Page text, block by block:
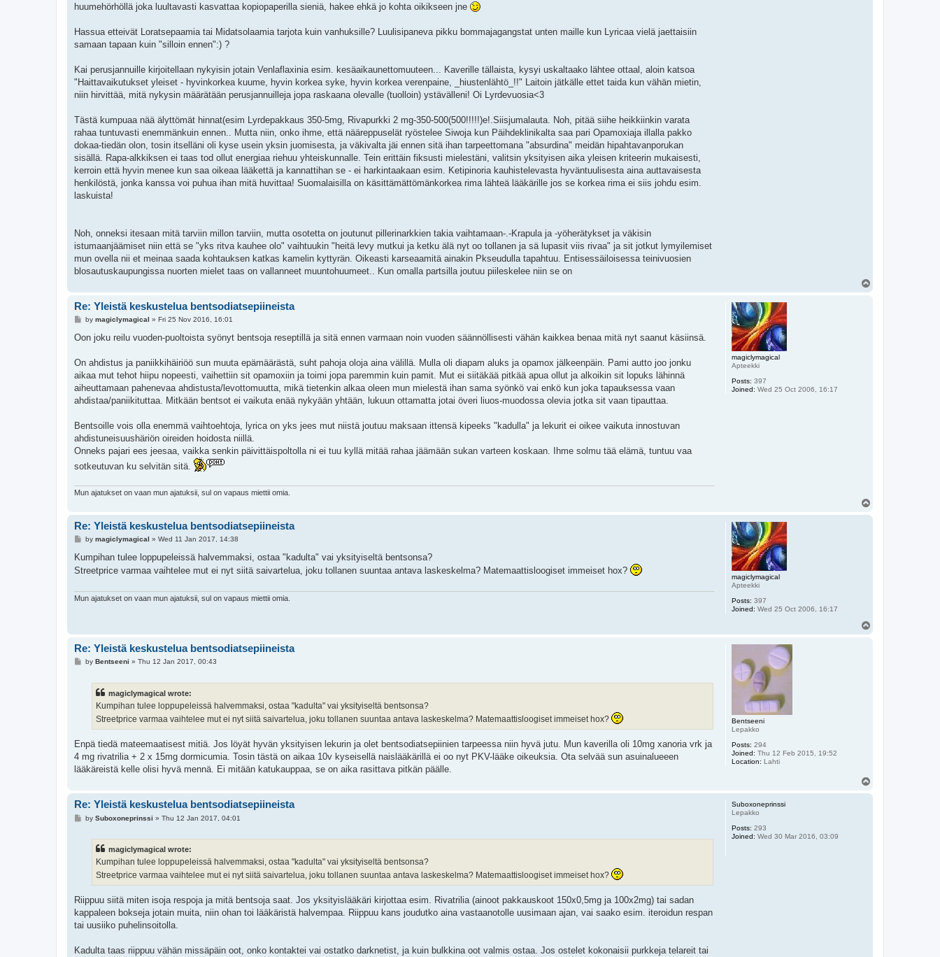
huumehörhöllä joka luultavasti kasvattaa kopiopaperilla sieniä, hakee ehkä jo kohta oikikseen jne
Hassua etteivät Loratsepaamia tai Midatsolaamia tarjota kuin vanhuksille? Luulisipaneva pikku bommajagangstat unten maille kun Lyricaa vielä jaettaisiin
samaan tapaan kuin "silloin ennen":) ?
Kai perusjannuille kirjoitellaan nykyisin jotain Venlaflaxinia esim. kesäaikaunettomuuteen... Kaverille tällaista, kysyi uskaltaako lähtee ottaal, aloin katsoa
"Haittavaikutukset yleiset - hyvinkorkea kuume, hyvin korkea syke, hyvin korkea verenpaine, _hiustenlähtö_!!" Laitoin jätkälle ettet taida kun vähän mietin,
niin hirvittää, mitä nykysin määrätään perusjannuilleja jopa raskaana olevalle (tuolloin) ystävälleni! Oi Lyrdevuosia<3
Tästä kumpuaa nää älyttömät hinnat(esim Lyrdepakkaus 350-5mg, Rivapurkki 2 mg-350-500(500!!!!!)e!.Siisjumalauta. Noh, pitää siihe heikkiinkin varata
rahaa tuntuvasti enemmänkuin ennen.. Mutta niin, onko ihme, että nääreppuselät ryöstelee Siwoja kun Päihdeklinikalta saa pari Opamoxiaja illalla pakko
dokaa-tiedän olon, tosin itselläni oli kyse usein yksin juomisesta, ja väkivalta jäi ennen sitä ihan tarpeettomana "absurdina" meidän hipahtavanporukan
sisällä. Rapa-alkkiksen ei taas tod ollut energiaa riehuu yhteiskunnalle. Tein erittäin fiksusti mielestäni, valitsin yksityisen aika yleisen kriteerin mukaisesti,
kerroin että hyvin menee kun saa oikeaa lääkettä ja kannattihan se - ei harkintaakaan esim. Ketipinoria kauhistelevasta hyväntuulisesta aina auttavaisesta
henkilöstä, jonka kanssa voi puhua ihan mitä huvittaa! Suomalaisilla on käsittämättömänkorkea rima lähteä lääkärille jos se korkea rima ei siis johdu esim.
laskuista!
Noh, onneksi itesaan mitä tarviin millon tarviin, mutta osotetta on joutunut pillerinarkkien takia vaihtamaan-.-Krapula ja -yöherätykset ja väkisin
istumaanjäämiset niin että se "yks ritva kauhee olo" vaihtuukin "heitä levy mutkui ja ketku älä nyt oo tollanen ja sä lupasit viis rivaa" ja sit jotkut lymyilemiset
mun ovella nii et meinaa saada kohtauksen katkas kamelin kyttyrän. Oikeasti karseaamitä ainakin Pkseudulla tapahtuu. Entisessäiloisessa teinivuosien
blosautuskaupungissa nuorten mielet taas on vallanneet muuntohuumeet.. Kun omalla partsilla joutuu piileskelee niin se on
magiclymagical
Apteekki
Posts: 397
Joined: Wed 25 Oct 2006, 16:17
Re: Yleistä keskustelua bentsodiatsepiineista
P
s
by magiclymagical » Fri 25 Nov 2016, 16:01
Oon joku reilu vuoden-puoltoista syönyt bentsoja reseptillä ja sitä ennen varmaan noin vuoden säännöllisesti vähän kaikkea benaa mitä nyt saanut käsiinsä.
On ahdistus ja paniikkihäiriöö sun muuta epämäärästä, suht pahoja oloja aina välillä. Mulla oli diapam aluks ja opamox jälkeenpäin. Pami autto joo jonku
aikaa mut tehot hiipu nopeesti, vaihettiin sit opamoxiin ja toimi jopa paremmin kuin pamit. Mut ei siitäkää pitkää apua ollut ja alkoikin sit lopuks lähinnä
aiheuttamaan pahenevaa ahdistusta/levottomuutta, mikä tietenkin alkaa oleen mun mielestä ihan sama syönkö vai enkö kun joka tapauksessa vaan
ahdistaa/paniikituttaa. Mitkään bentsot ei vaikuta enää nykyään yhtään, lukuun ottamatta jotai överi liuos-muodossa olevia jotka sit vaan tipauttaa.
Bentsoille vois olla enemmä vaihtoehtoja, lyrica on yks jees mut niistä joutuu maksaan ittensä kipeeks "kadulla" ja lekurit ei oikee vaikuta innostuvan
ahdistuneisuushäriön oireiden hoidosta niillä.
Onneks pajari ees jeesaa, vaikka senkin päivittäispoltolla ni ei tuu kyllä mitää rahaa jäämään sukan varteen koskaan. Ihme solmu tää elämä, tuntuu vaa
sotkeutuvan ku selvitän sitä.
Mun ajatukset on vaan mun ajatuksii, sul on vapaus miettii omia.
magiclymagical
Apteekki
Posts: 397
Joined: Wed 25 Oct 2006, 16:17
Re: Yleistä keskustelua bentsodiatsepiineista
P
s
by magiclymagical » Wed 11 Jan 2017, 14:38
Kumpihan tulee loppupeleissä halvemmaksi, ostaa "kadulta" vai yksityiseltä bentsonsa?
Streetprice varmaa vaihtelee mut ei nyt siitä saivartelua, joku tollanen suuntaa antava laskeskelma? Matemaattisloogiset immeiset hox?
Mun ajatukset on vaan mun ajatuksii, sul on vapaus miettii omia.
Bentseeni
Lepakko
Posts: 294
Joined: Thu 12 Feb 2015, 19:52
Location: Lahti
Re: Yleistä keskustelua bentsodiatsepiineista
Pby Bentseeni » Thu 12 Jan 2017, 00:43
magiclymagical wrote:
Kumpihan tulee loppupeleissä halvemmaksi, ostaa "kadulta" vai yksityiseltä bentsonsa?
Streetprice varmaa vaihtelee mut ei nyt siitä saivartelua, joku tollanen suuntaa antava laskeskelma? Matemaattisloogiset immeiset hox?
Enpä tiedä mateemaatisest mitiä. Jos löyät hyvän yksityisen lekurin ja olet bentsodiatsepiinien tarpeessa niin hyvä jutu. Mun kaverilla oli 10mg xanoria vrk ja
4 mg rivatrilia + 2 x 15mg dormicumia. Tosin tästä on aikaa 10v kyseisellä naislääkärillä ei oo nyt PKV-lääke oikeuksia. Ota selvää sun asuinalueeen
lääkäreistä kelle olisi hyvä mennä. Ei mitään katukauppaa, se on aika rasittava pitkän päälle.
Suboxoneprinssi
Lepakko
Posts: 293
Joined: Wed 30 Mar 2016, 03:09
Re: Yleistä keskustelua bentsodiatsepiineista
Pby Suboxoneprinssi » Thu 12 Jan 2017, 04:01
magiclymagical wrote:
Kumpihan tulee loppupeleissä halvemmaksi, ostaa "kadulta" vai yksityiseltä bentsonsa?
Streetprice varmaa vaihtelee mut ei nyt siitä saivartelua, joku tollanen suuntaa antava laskeskelma? Matemaattisloogiset immeiset hox?
Riippuu siitä miten isoja respoja ja mitä bentsoja saat. Jos yksityislääkäri kirjottaa esim. Rivatrilia (ainoot pakkauskoot 150x0,5mg ja 100x2mg) tai sadan
kappaleen bokseja jotain muita, niin ohan toi lääkäristä halvempaa. Riippuu kans joudutko aina vastaanotolle uusimaan ajan, vai saako esim. iteroidun respan
tai uusiiko puhelinsoitolla.
Kadulta taas riippuu vähän missäpäin oot, onko kontaktei vai ostatko darknetist, ja kuin bulkkina oot valmis ostaa. Jos ostelet kokonaisii purkkeja telareit tai